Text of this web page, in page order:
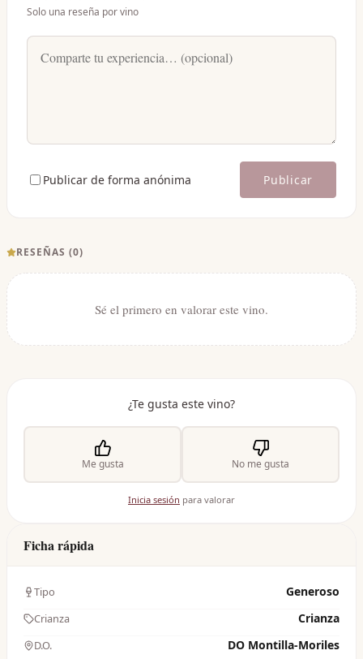
Solo una reseña por vino
Publicar de forma anónima Publicar
RESEÑAS (0)
Sé el primero en valorar este vino.
¿Te gusta este vino?
Me gusta No me gusta
Inicia sesión para valorar
Ficha rápida
Tipo Generoso
Crianza Crianza
D.O. DO Montilla-Moriles